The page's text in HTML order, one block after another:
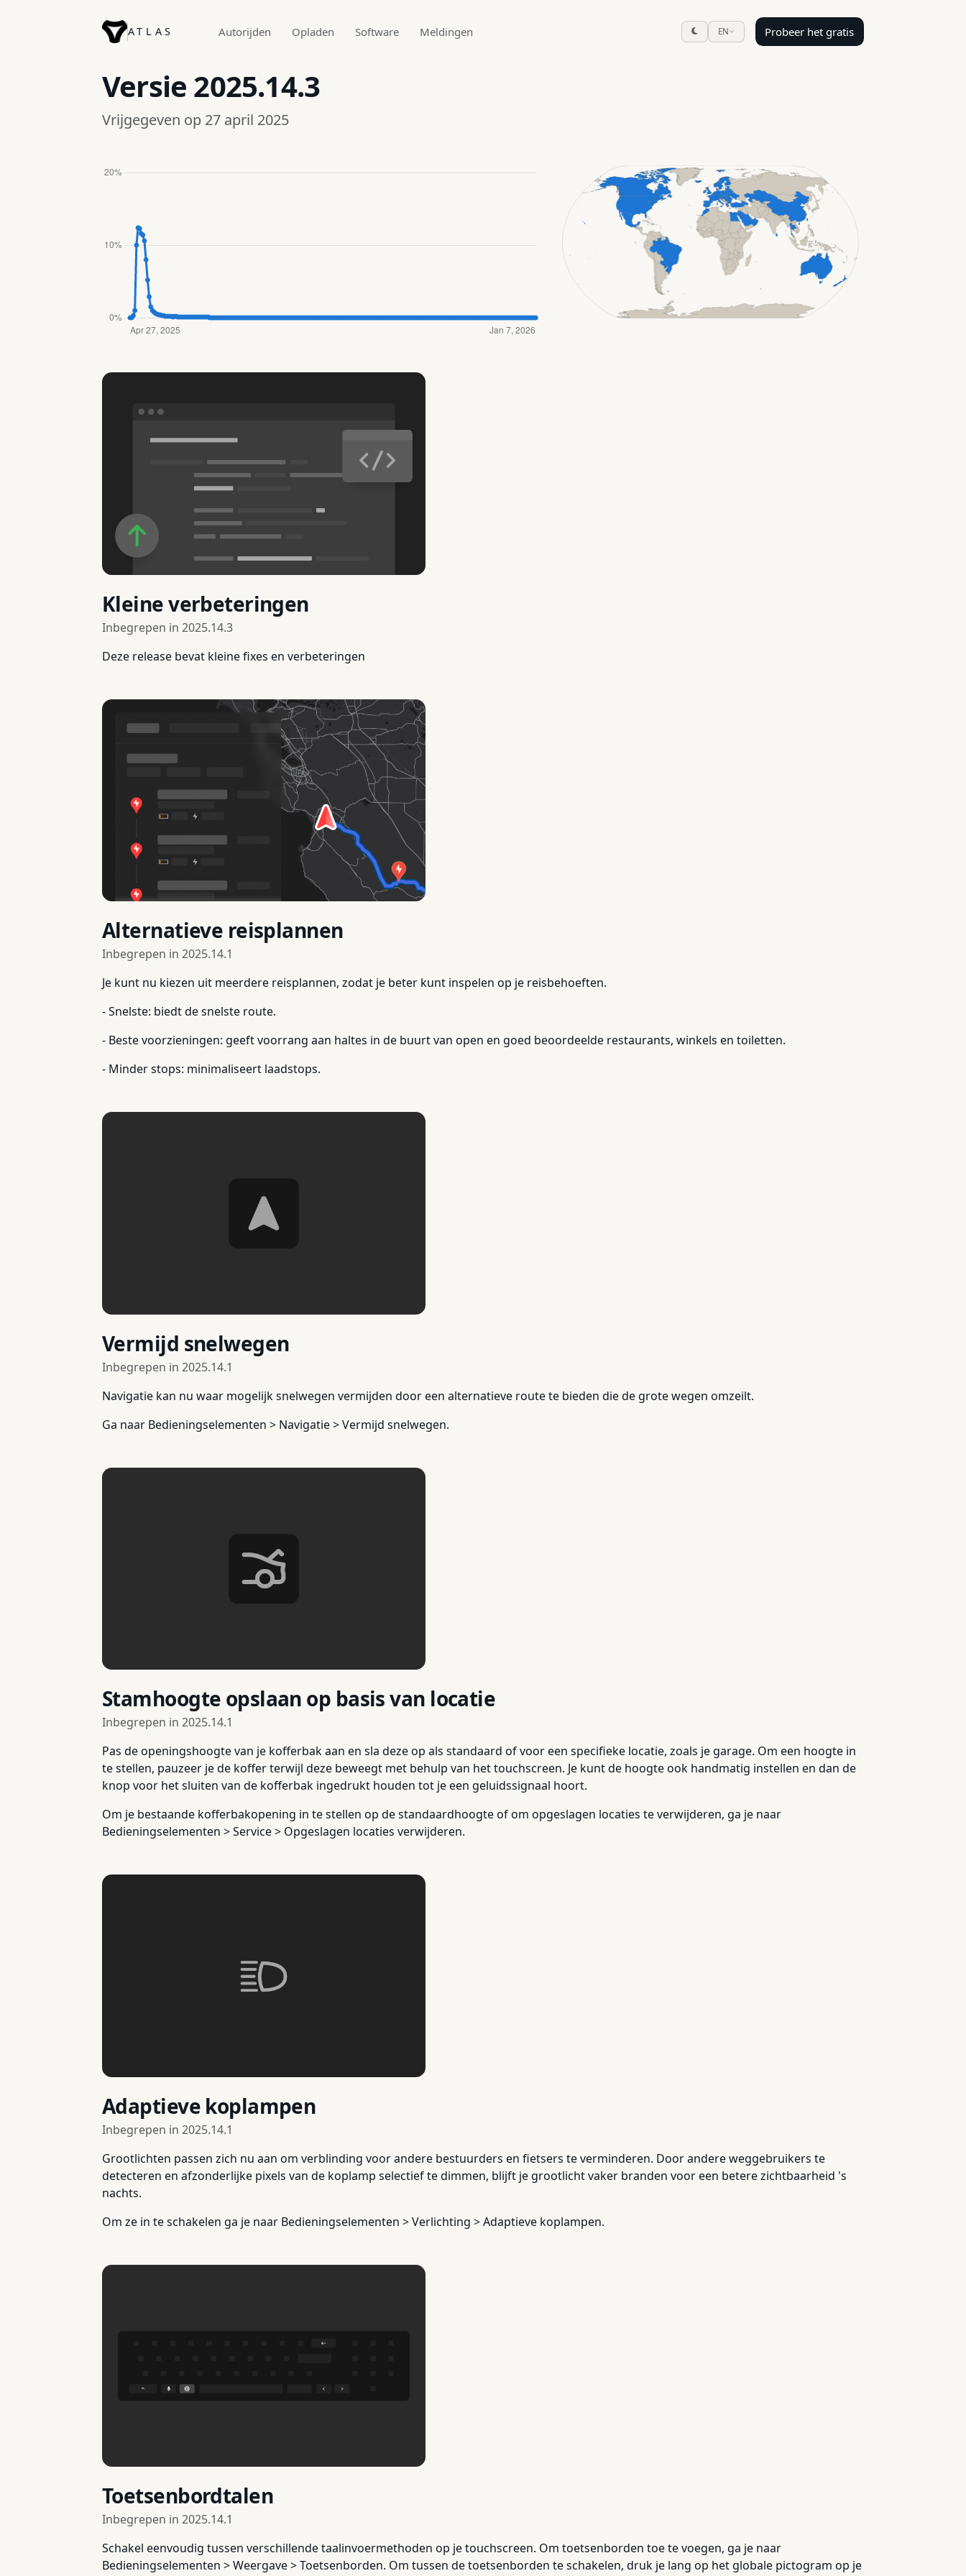
ATLAS Autorijden Opladen Software Meldingen EN Probeer het gratis
Versie 2025.14.3
Vrijgegeven op 27 april 2025
Kleine verbeteringen
Inbegrepen in 2025.14.3
Deze release bevat kleine fixes en verbeteringen
Alternatieve reisplannen
Inbegrepen in 2025.14.1
Je kunt nu kiezen uit meerdere reisplannen, zodat je beter kunt inspelen op je reisbehoeften.
- Snelste: biedt de snelste route.
- Beste voorzieningen: geeft voorrang aan haltes in de buurt van open en goed beoordeelde restaurants, winkels en toiletten.
- Minder stops: minimaliseert laadstops.
Vermijd snelwegen
Inbegrepen in 2025.14.1
Navigatie kan nu waar mogelijk snelwegen vermijden door een alternatieve route te bieden die de grote wegen omzeilt.
Ga naar Bedieningselementen > Navigatie > Vermijd snelwegen.
Stamhoogte opslaan op basis van locatie
Inbegrepen in 2025.14.1
Pas de openingshoogte van je kofferbak aan en sla deze op als standaard of voor een specifieke locatie, zoals je garage. Om een hoogte in
te stellen, pauzeer je de koffer terwijl deze beweegt met behulp van het touchscreen. Je kunt de hoogte ook handmatig instellen en dan de
knop voor het sluiten van de kofferbak ingedrukt houden tot je een geluidssignaal hoort.
Om je bestaande kofferbakopening in te stellen op de standaardhoogte of om opgeslagen locaties te verwijderen, ga je naar
Bedieningselementen > Service > Opgeslagen locaties verwijderen.
Adaptieve koplampen
Inbegrepen in 2025.14.1
Grootlichten passen zich nu aan om verblinding voor andere bestuurders en fietsers te verminderen. Door andere weggebruikers te
detecteren en afzonderlijke pixels van de koplamp selectief te dimmen, blijft je grootlicht vaker branden voor een betere zichtbaarheid 's
nachts.
Om ze in te schakelen ga je naar Bedieningselementen > Verlichting > Adaptieve koplampen.
Toetsenbordtalen
Inbegrepen in 2025.14.1
Schakel eenvoudig tussen verschillende taalinvoermethoden op je touchscreen. Om toetsenborden toe te voegen, ga je naar
Bedieningselementen > Weergave > Toetsenborden. Om tussen de toetsenborden te schakelen, druk je lang op het globale pictogram op je